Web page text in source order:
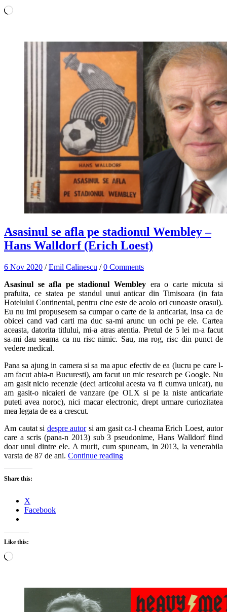
Loading…
Asasinul se afla pe stadionul Wembley –
Hans Walldorf (Erich Loest)
6 Nov 2020 /Emil Calinescu /0 Comments
Asasinul se afla pe stadionul Wembley era o carte micuta si
prafuita, ce statea pe standul unui anticar din Timisoara (in fata
Hotelului Continental, pentru cine este de acolo ori cunoaste orasul).
Eu nu imi propusesem sa cumpar o carte de la anticariat, insa ca de
obicei cand vad carti ma duc sa-mi arunc un ochi pe ele. Cartea
aceasta, datorita titlului, mi-a atras atentia. Pretul de 5 lei m-a facut
sa-mi dau seama ca nu risc nimic. Sau, ma rog, risc din punct de
vedere medical.
Pana sa ajung in camera si sa ma apuc efectiv de ea (lucru pe care l-
am facut abia-n Bucuresti), am facut un mic research pe Google. Nu
am gasit nicio recenzie (deci articolul acesta va fi cumva unicat), nu
am gasit-o nicaieri de vanzare (pe OLX si pe la niste anticariate
puteti avea noroc), nici macar electronic, drept urmare curiozitatea
mea legata de ea a crescut.
Am cautat si despre autorsi am gasit ca-l cheama Erich Loest, autor
care a scris (pana-n 2013) sub 3 pseudonime, Hans Walldorf fiind
doar unul dintre ele. A murit, cum spuneam, in 2013, la venerabila
varsta de 87 de ani. Continue reading
Share this:
X
Facebook
Like this:
Loading…